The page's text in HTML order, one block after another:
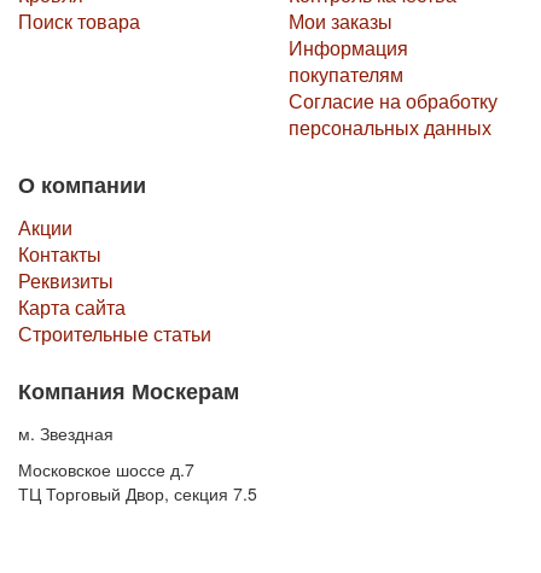
Поиск товара
Мои заказы
Информация
покупателям
Согласие на обработку
персональных данных
О компании
Акции
Контакты
Реквизиты
Карта сайта
Строительные статьи
Компания Москерам
м. Звездная
Московское шоссе д.7
ТЦ Торговый Двор, секция 7.5